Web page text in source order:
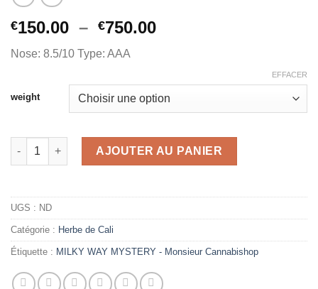
€150.00 – €750.00Plage
à
€750.00
Nose: 8.5/10 Type: AAA
weight
EFFACER
quantité de MILKY WAY MYSTERY - Monsieur Cannabishop
AJOUTER AU PANIER
UGS : ND
Catégorie : Herbe de Cali
Étiquette : MILKY WAY MYSTERY - Monsieur Cannabishop